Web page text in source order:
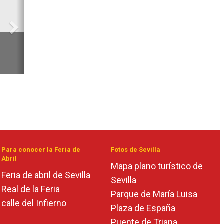
Para conocer la Feria de
Abril
Feria de abril de Sevilla
Real de la Feria
calle del Infierno
Fotos de Sevilla
Mapa plano turístico de
Sevilla
Parque de María Luisa
Plaza de España